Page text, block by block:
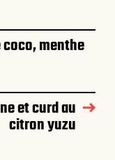
coco, menthe
et curd au
citron yuzu